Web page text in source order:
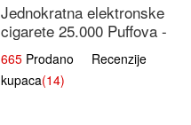
Jednokratna elektronske
cigarete 25.000 Puffova -
Jagodni Sladoled |
Kremasta Slatka Okus
665 Prodano Recenzije
kupaca(14)